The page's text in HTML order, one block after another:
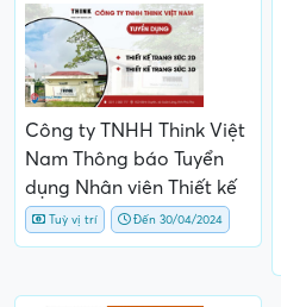
Công ty TNHH Think Việt
Nam Thông báo Tuyển
dụng Nhân viên Thiết kế
Tuỳ vị trí Đến 30/04/2024